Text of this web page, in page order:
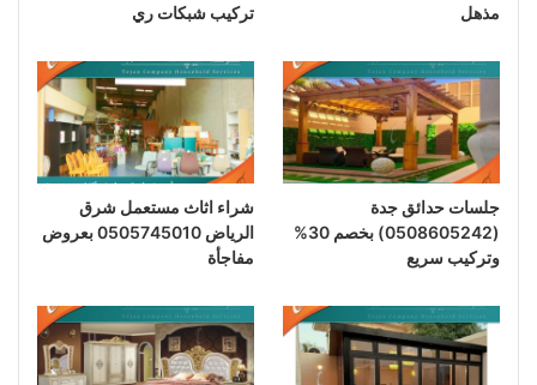
مذهل
تركيب شبكات ري
جلسات حدائق جدة
(0508605242) بخصم 30%
وتركيب سريع
شراء اثاث مستعمل شرق
الرياض 0505745010 بعروض
مفاجأة